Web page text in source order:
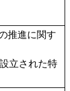
推進に関す
立された特